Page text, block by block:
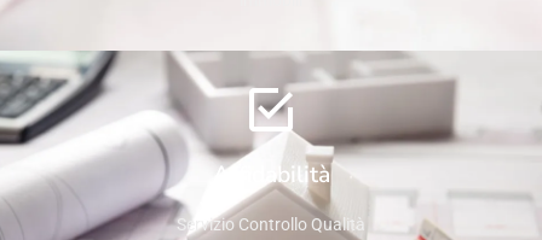
Affidabilità
Servizio Controllo Qualità